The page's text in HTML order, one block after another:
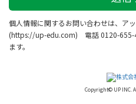
個人情報に関するお問い合わせは、ア
(https://up-edu.com) 電話 0120-655-
ます。
Copyright© UP INC.